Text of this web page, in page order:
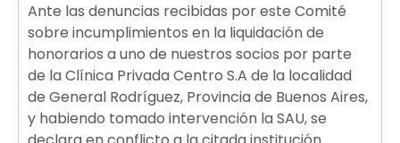
Ante las denuncias recibidas por este Comité
sobre incumplimientos en la liquidación de
honorarios a uno de nuestros socios por parte
de la Clínica Privada Centro S.A de la localidad
de General Rodríguez, Provincia de Buenos Aires,
y habiendo tomado intervención la SAU, se